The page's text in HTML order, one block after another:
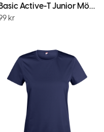
Basic Active-T Junior MörkMarin
kr